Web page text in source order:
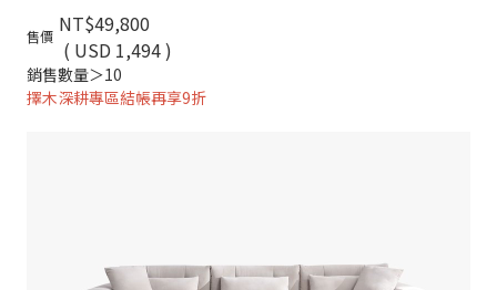
售價 NT$49,800
( USD 1,494 )
銷售數量＞10
擇木深耕專區結帳再享9折